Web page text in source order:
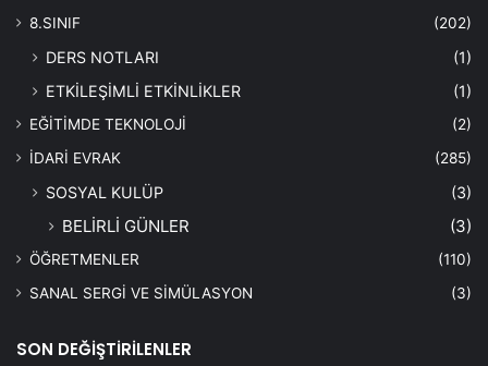
8.SINIF
(202)
DERS NOTLARI
(1)
ETKİLEŞİMLİ ETKİNLİKLER
(1)
EĞİTİMDE TEKNOLOJİ
(2)
İDARİ EVRAK
(285)
SOSYAL KULÜP (3)
BELİRLİ GÜNLER (3)
ÖĞRETMENLER
(110)
SANAL SERGİ VE SİMÜLASYON
(3)
SON DEĞİŞTİRİLENLER